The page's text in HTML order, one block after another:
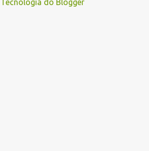
Tecnologia do Blogger